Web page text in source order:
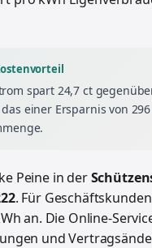
spart 24,7 ct
einer Ersparnis von
Peine in der
. Für
an. Die Online-
und